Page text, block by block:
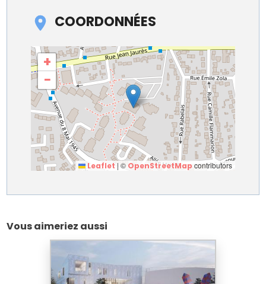
COORDONNÉES
+
−
Leaflet | © OpenStreetMapcontributors
Vous aimeriez aussi